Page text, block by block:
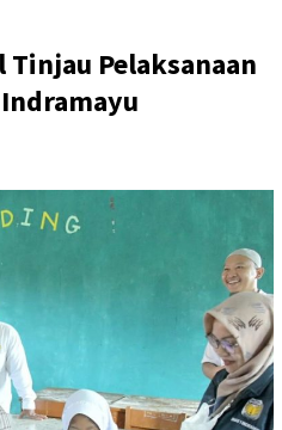
Tinjau Pelaksanaan
Indramayu